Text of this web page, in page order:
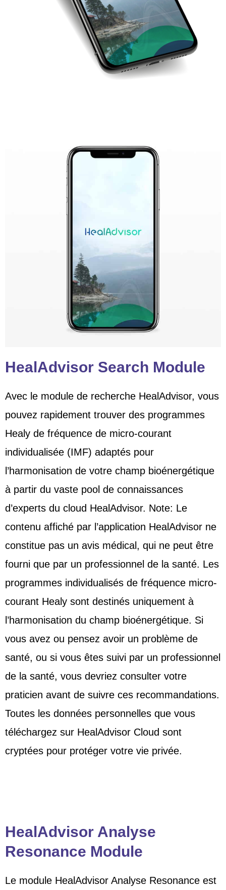
HealAdvisor Search Module
Avec le module de recherche HealAdvisor, vous
pouvez rapidement trouver des programmes
Healy de fréquence de micro-courant
individualisée (IMF) adaptés pour
l’harmonisation de votre champ bioénergétique
à partir du vaste pool de connaissances
d’experts du cloud HealAdvisor. Note: Le
contenu affiché par l’application HealAdvisor ne
constitue pas un avis médical, qui ne peut être
fourni que par un professionnel de la santé. Les
programmes individualisés de fréquence micro-
courant Healy sont destinés uniquement à
l’harmonisation du champ bioénergétique. Si
vous avez ou pensez avoir un problème de
santé, ou si vous êtes suivi par un professionnel
de la santé, vous devriez consulter votre
praticien avant de suivre ces recommandations.
Toutes les données personnelles que vous
téléchargez sur HealAdvisor Cloud sont
cryptées pour protéger votre vie privée.
HealAdvisor Analyse
Resonance Module
Le module HealAdvisor Analyse Resonance est